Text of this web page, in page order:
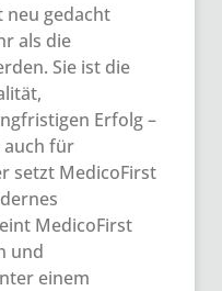
neu gedacht
als die
Sie ist die
Erfolg –
auch für
setzt MedicoFirst
MedicoFirst
und
einem